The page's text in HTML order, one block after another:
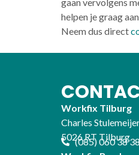
helpen je graag
Neem dus direct
Workfix Tilburg
Charles
5026 RT Tilburg
(085) 060 38 38